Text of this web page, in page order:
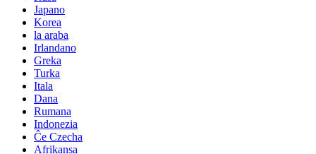
Japano
Korea
la araba
Irlandano
Greka
Turka
Itala
Dana
Rumana
Indonezia
Ĉe Czecha
Afrikansa